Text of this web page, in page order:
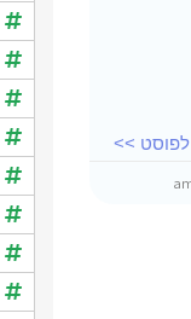
לפוסט >>